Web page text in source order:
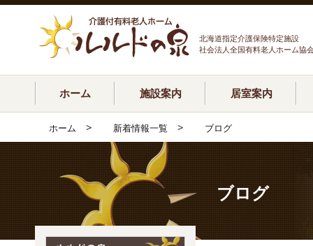
北海道指定介護保険特定施設
社会法人全国有料老人ホーム協
ホーム 施設案内 居室案内
ホーム > 新着情報一覧 > ブログ
ブログ